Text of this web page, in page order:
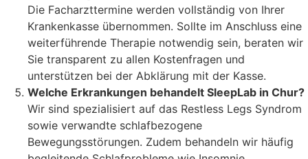
Die Facharzttermine werden vollständig von Ihrer
Krankenkasse übernommen. Sollte im Anschluss eine
weiterführende Therapie notwendig sein, beraten wir
Sie transparent zu allen Kostenfragen und
unterstützen bei der Abklärung mit der Kasse.
Welche Erkrankungen behandelt SleepLab in Chur?
Wir sind spezialisiert auf das Restless Legs Syndrom
sowie verwandte schlafbezogene
Bewegungsstörungen. Zudem behandeln wir häufig